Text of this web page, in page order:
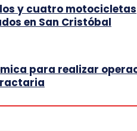
y cuatro motocicletas
en San Cristóbal
para realizar